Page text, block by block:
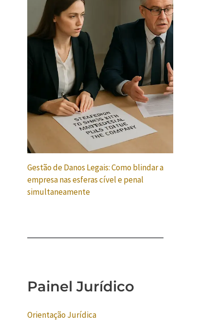
Gestão de Danos Legais: Como blindar a
empresa nas esferas cível e penal
simultaneamente
Painel Jurídico
Orientação Jurídica